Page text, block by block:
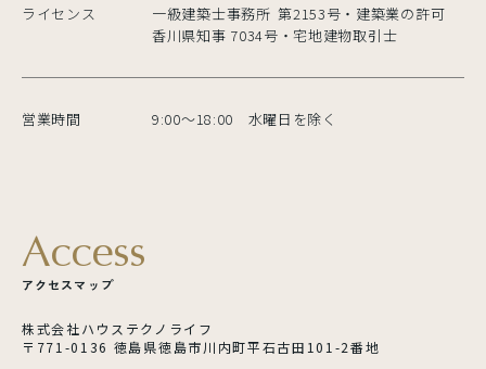
ライセンス 一級建築士事務所 第2153号・建築業の許可
香川県知事 7034号・宅地建物取引士
営業時間 9:00〜18:00 水曜日を除く
Access
アクセスマ ッ プ
株式会社ハウステクノライフ
〒771-0136 徳島県徳島市川内町平石古田101-2番地